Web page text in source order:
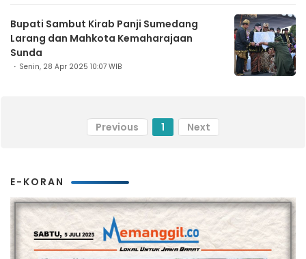
Bupati Sambut Kirab Panji Sumedang
Larang dan Mahkota Kemaharajaan
Sunda
Senin, 28 Apr 2025 10:07 WIB
Previous 1 Next
E-KORAN